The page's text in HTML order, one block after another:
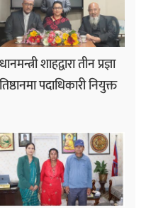
शाहद्वारा तीन प्रज्ञा
पदाधिकारी नियुक्त